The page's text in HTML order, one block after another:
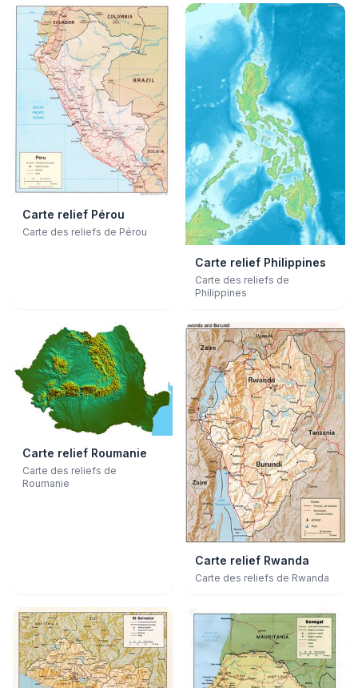
Carte relief Pérou
Carte des reliefs de Pérou
Carte relief Philippines
Carte des reliefs de
Philippines
Carte relief Roumanie
Carte des reliefs de
Roumanie
Carte relief Rwanda
Carte des reliefs de Rwanda